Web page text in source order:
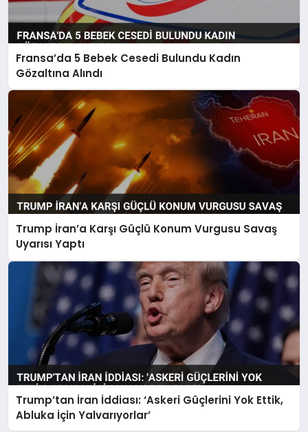
Fransa’da 5 Bebek Cesedi Bulundu Kadın
Gözaltına Alındı
Trump İran’a Karşı Güçlü Konum Vurgusu Savaş
Uyarısı Yaptı
Trump’tan İran İddiası: ‘Askeri Güçlerini Yok Ettik,
Abluka İçin Yalvarıyorlar’